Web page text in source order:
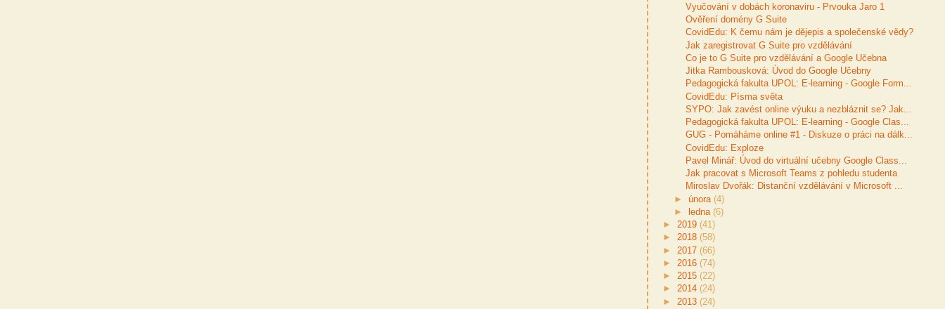
Vyučování v dobách koronaviru - Prvouka Jaro 1
Ověření domény G Suite
CovidEdu: K čemu nám je dějepis a společenské vědy?
Jak zaregistrovat G Suite pro vzdělávání
Co je to G Suite pro vzdělávání a Google Učebna
Jitka Rambousková: Úvod do Google Učebny
Pedagogická fakulta UPOL: E-learning - Google Form...
CovidEdu: Písma světa
SYPO: Jak zavést online výuku a nezbláznit se? Jak...
Pedagogická fakulta UPOL: E-learning - Google Clas...
GUG - Pomáháme online #1 - Diskuze o práci na dálk...
CovidEdu: Exploze
Pavel Minář: Úvod do virtuální učebny Google Class...
Jak pracovat s Microsoft Teams z pohledu studenta
Miroslav Dvořák: Distanční vzdělávání v Microsoft ...
► února (4)
►
ledna (6)
►2019 (41)
►2018 (58)
► 2017 (66)
► 2016 (74)
►2015 (22)
►2014 (24)
► 2013 (24)